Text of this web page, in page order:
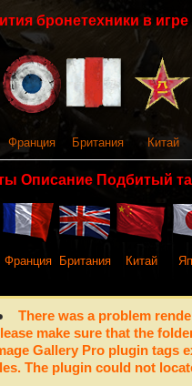
бронетехники в
Франция Британия Китай
Описание Подбитый
Франция Британия Китай
There was a problem
make sure that the
Gallery Pro plugin tags
The plugin could not